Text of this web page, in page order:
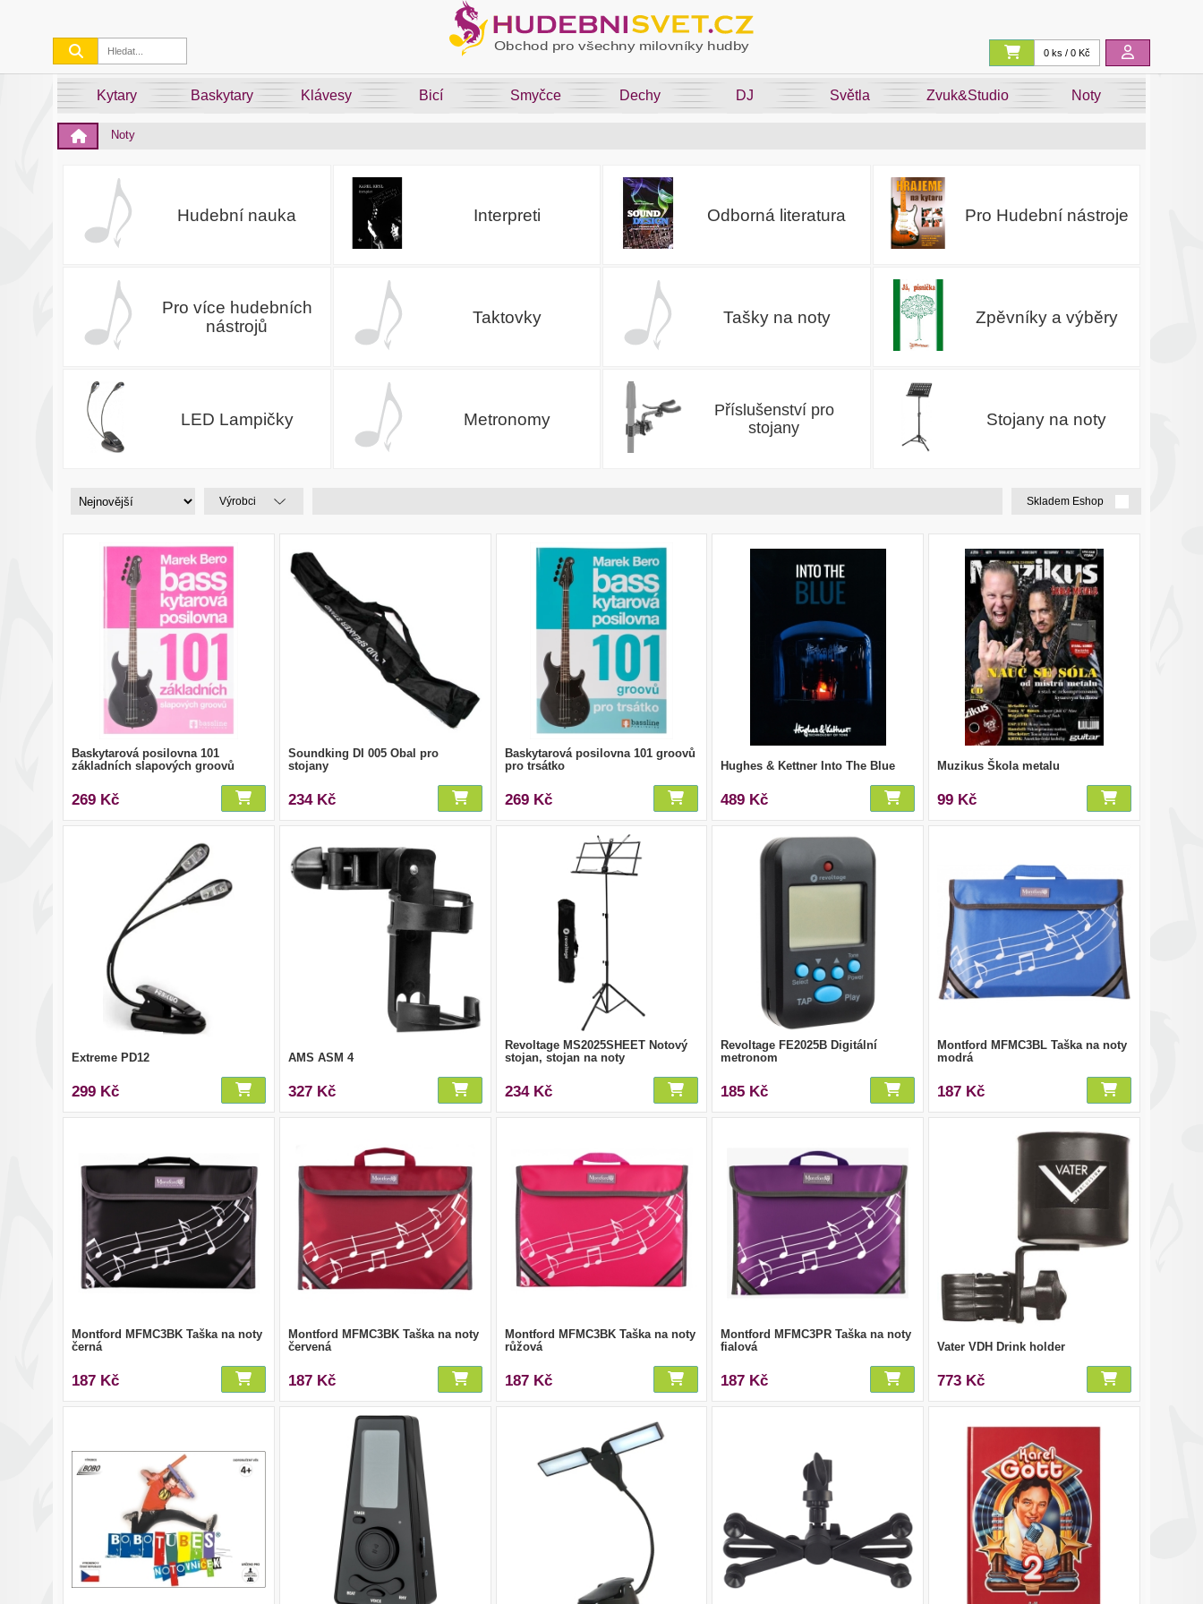
0 ks / 0 Kč
Kytary Baskytary Klávesy Bicí Smyčce Dechy DJ Světla Zvuk&Studio Noty
Noty
Hudební nauka Interpreti Odborná literatura Pro Hudební nástroje
Pro více hudebních
nástrojů
Taktovky Tašky na noty Zpěvníky a výběry
LED Lampičky Metronomy
Příslušenství pro
stojany
Stojany na noty
Výrobci Skladem Eshop
Baskytarová posilovna 101
základních slapových groovů
269 Kč
Soundking DI 005 Obal pro
stojany
234 Kč
Baskytarová posilovna 101 groovů
pro trsátko
269 Kč
Hughes & Kettner Into The Blue
489 Kč
Muzikus Škola metalu
99 Kč
Extreme PD12
299 Kč
AMS ASM 4
327 Kč
Revoltage MS2025SHEET Notový
stojan, stojan na noty
234 Kč
Revoltage FE2025B Digitální
metronom
185 Kč
Montford MFMC3BL Taška na noty
modrá
187 Kč
Montford MFMC3BK Taška na noty
černá
187 Kč
Montford MFMC3BK Taška na noty
červená
187 Kč
Montford MFMC3BK Taška na noty
růžová
187 Kč
Montford MFMC3PR Taška na noty
fialová
187 Kč
Vater VDH Drink holder
773 Kč